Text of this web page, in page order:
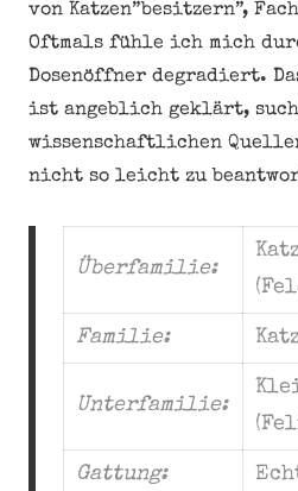
von Katzen”besitzern”,
Oftmals fühle ich mich
Dosenöffner degradiert.
ist angeblich geklärt,
wissenschaftlichen
nicht so leicht zu
Überfamilie:
Familie:
Unterfamilie:
Gattung: